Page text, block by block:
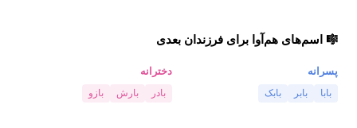
🎼 اسم‌های هم‌آوا برای فرزندان بعدی
پسرانه
بابا بابر بابک
دخترانه
بادر بارش بازو